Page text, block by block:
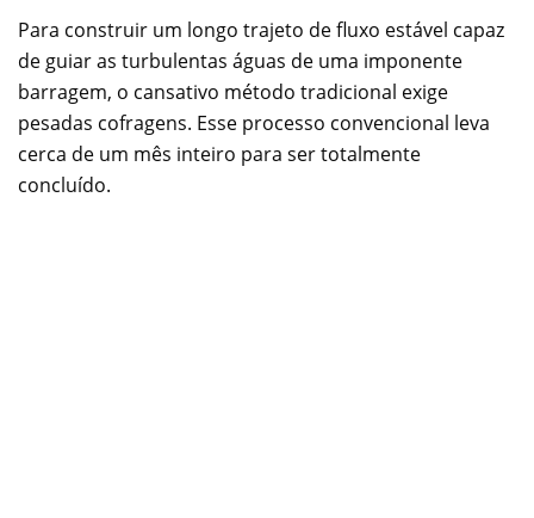
Para construir um longo trajeto de fluxo estável capaz
de guiar as turbulentas águas de uma imponente
barragem, o cansativo método tradicional exige
pesadas cofragens. Esse processo convencional leva
cerca de um mês inteiro para ser totalmente
concluído.